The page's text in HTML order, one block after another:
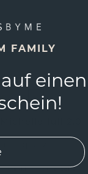
€Exkl. MwSt. & Zölle
FAMILY
einen